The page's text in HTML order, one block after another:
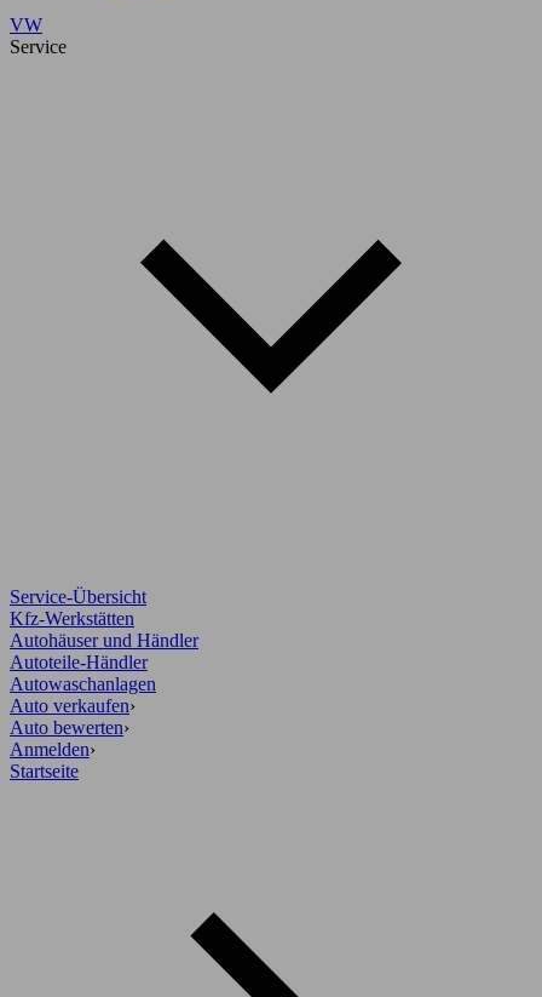
VW
Service
Service-Übersicht
Kfz-Werkstätten
Autohäuser und Händler
Autoteile-Händler
Autowaschanlagen
Auto verkaufen›
Auto bewerten›
Anmelden›
Startseite